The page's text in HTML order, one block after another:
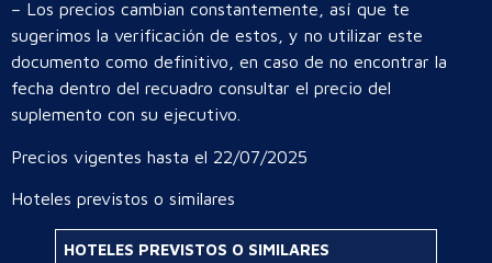
– Los precios cambian constantemente, así que te
sugerimos la verificación de estos, y no utilizar este
documento como definitivo, en caso de no encontrar la
fecha dentro del recuadro consultar el precio del
suplemento con su ejecutivo.
Precios vigentes hasta el 22/07/2025
Hoteles previstos o similares
HOTELES PREVISTOS O SIMILARES